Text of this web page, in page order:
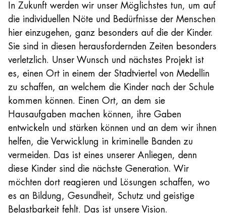
In Zukunft werden wir unser Möglichstes tun, um auf
die individuellen Nöte und Bedürfnisse der Menschen
hier einzugehen, ganz besonders auf die der Kinder.
Sie sind in diesen herausfordernden Zeiten besonders
verletzlich. Unser Wunsch und nächstes Projekt ist
es, einen Ort in einem der Stadtviertel von Medellin
zu schaffen, an welchem die Kinder nach der Schule
kommen können. Einen Ort, an dem sie
Hausaufgaben machen können, ihre Gaben
entwickeln und stärken können und an dem wir ihnen
helfen, die Verwicklung in kriminelle Banden zu
vermeiden. Das ist eines unserer Anliegen, denn
diese Kinder sind die nächste Generation. Wir
möchten dort reagieren und Lösungen schaffen, wo
es an Bildung, Gesundheit, Schutz und geistige
Belastbarkeit fehlt. Das ist unsere Vision.